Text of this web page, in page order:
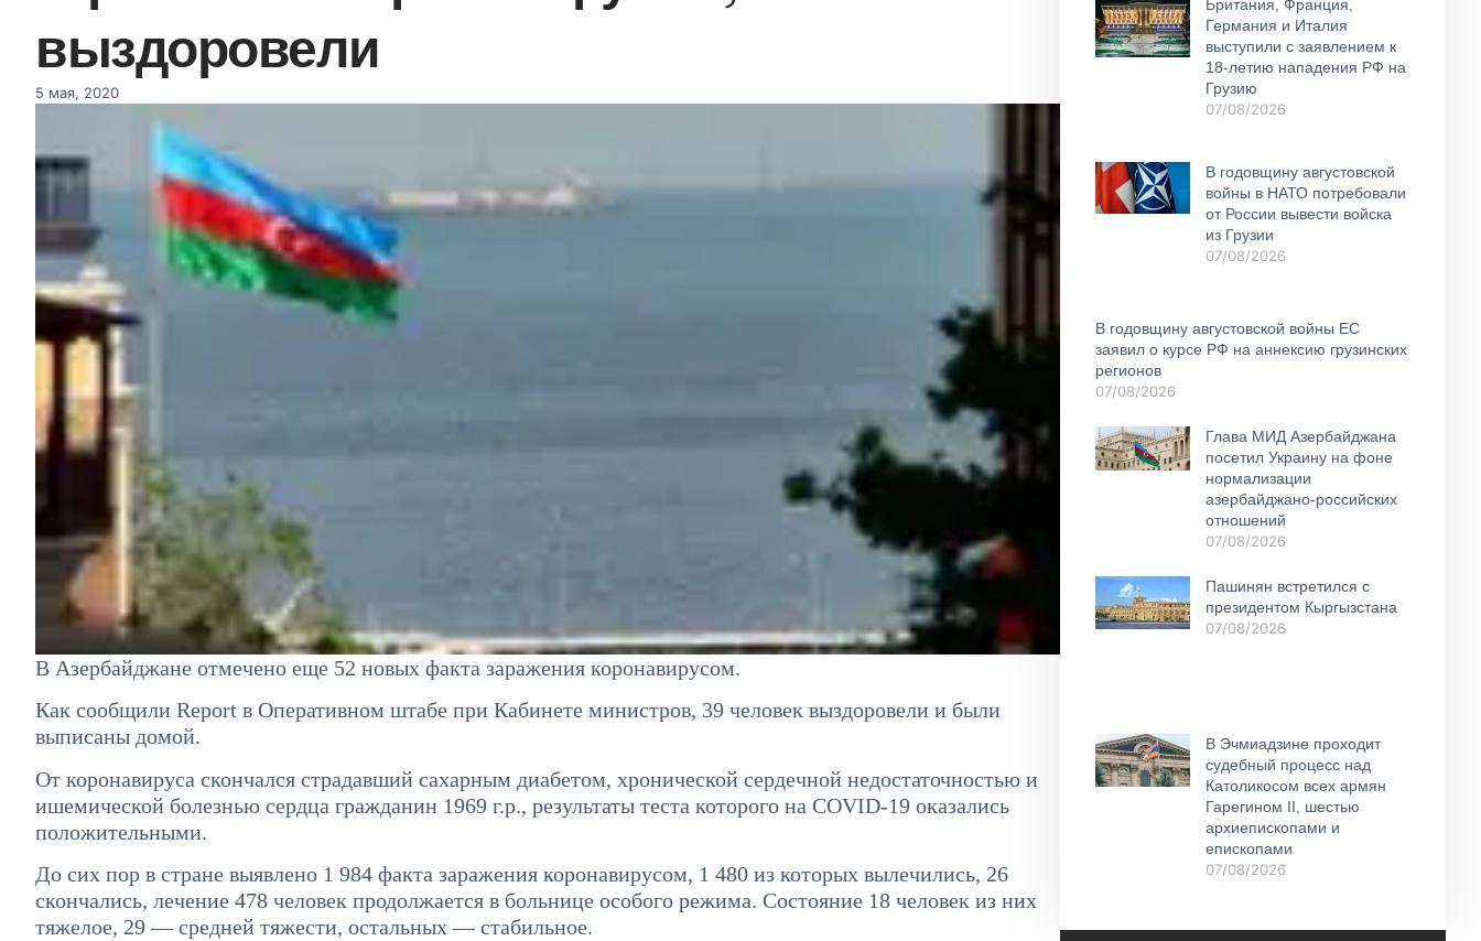
выздоровели
5 мая, 2020
В Азербайджане отмечено еще 52 новых факта заражения коронавирусом.
Как сообщили Report в Оперативном штабе при Кабинете министров, 39 человек выздоровели и были
выписаны домой.
От коронавируса скончался страдавший сахарным диабетом, хронической сердечной недостаточностью и
ишемической болезнью сердца гражданин 1969 г.р., результаты теста которого на COVID-19 оказались
положительными.
До сих пор в стране выявлено 1 984 факта заражения коронавирусом, 1 480 из которых вылечились, 26
скончались, лечение 478 человек продолжается в больнице особого режима. Состояние 18 человек из них
тяжелое, 29 — средней тяжести, остальных — стабильное.
Британия, Франция,
Германия и Италия
выступили с заявлением к
18-летию нападения РФ на
Грузию
07/08/2026
В годовщину августовской
войны в НАТО потребовали
от России вывести войска
из Грузии
07/08/2026
В годовщину августовской войны ЕС
заявил о курсе РФ на аннексию грузинских
регионов
07/08/2026
Глава МИД Азербайджана
посетил Украину на фоне
нормализации
азербайджано-российских
отношений
07/08/2026
Пашинян встретился с
президентом Кыргызстана
07/08/2026
В Эчмиадзине проходит
судебный процесс над
Католикосом всех армян
Гарегином II, шестью
архиепископами и
епископами
07/08/2026